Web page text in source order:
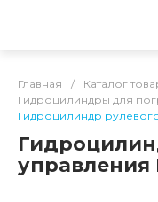
Главная / Каталог
Гидроцилиндры для
Гидроцилиндр
управления